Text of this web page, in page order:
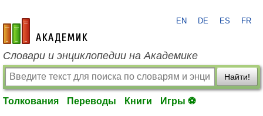
academic.ru
EN DE ES FR
Словари и энциклопедии на Академике
Найти!
Толкования Переводы Книги Игры ⚽